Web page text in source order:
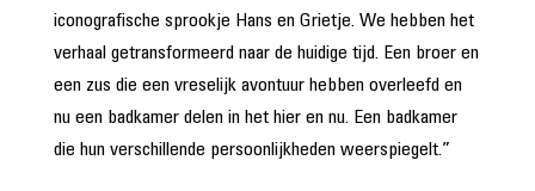
iconografische sprookje Hans en Grietje. We hebben het
verhaal getransformeerd naar de huidige tijd. Een broer en
een zus die een vreselijk avontuur hebben overleefd en
nu een badkamer delen in het hier en nu. Een badkamer
die hun verschillende persoonlijkheden weerspiegelt.”